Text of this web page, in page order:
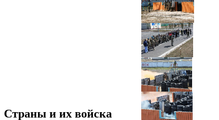
Страны и их войска